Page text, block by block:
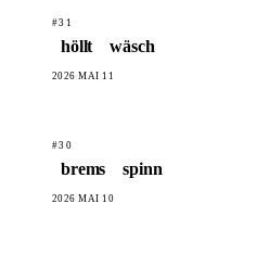
#31
höllt wäsch
2026 MAI 11
#30
brems spinn
2026 MAI 10